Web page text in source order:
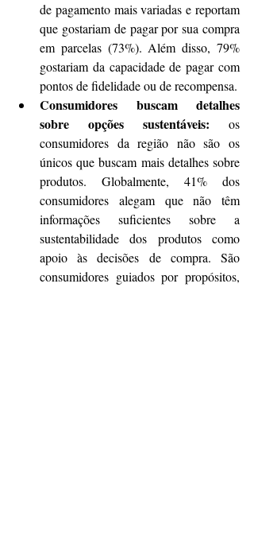
de pagamento mais variadas e reportam
que gostariam de pagar por sua compra
em parcelas (73%). Além disso, 79%
gostariam da capacidade de pagar com
pontos de fidelidade ou de recompensa.
Consumidores buscam detalhes
sobre opções sustentáveis: os
consumidores da região não são os
únicos que buscam mais detalhes sobre
produtos. Globalmente, 41% dos
consumidores alegam que não têm
informações suficientes sobre a
sustentabilidade dos produtos como
apoio às decisões de compra. São
consumidores guiados por propósitos,